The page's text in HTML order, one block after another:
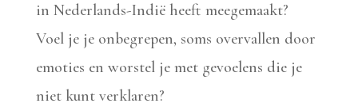
in Nederlands-Indië heeft meegemaakt?
Voel je je onbegrepen, soms overvallen door
emoties en worstel je met gevoelens die je
niet kunt verklaren?